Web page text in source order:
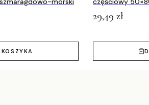
29,49 zł